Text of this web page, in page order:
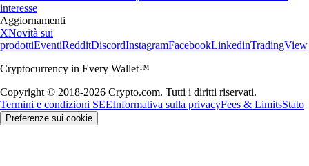
interesse
Aggiornamenti
XNovità sui
prodottiEventiRedditDiscordInstagramFacebookLinkedinTradingView
Cryptocurrency in Every Wallet™
Copyright © 2018-2026 Crypto.com. Tutti i diritti riservati.
Termini e condizioni SEEInformativa sulla privacyFees & LimitsStato
Preferenze sui cookie